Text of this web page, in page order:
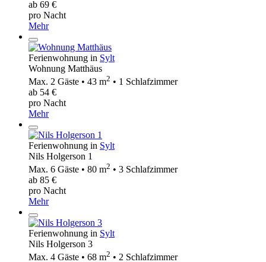
ab 69 €
pro Nacht
Mehr
Ferienwohnung in Sylt
Wohnung Matthäus
Max. 2 Gäste • 43 m2 • 1 Schlafzimmer
ab 54 €
pro Nacht
Mehr
Ferienwohnung in Sylt
Nils Holgerson 1
Max. 6 Gäste • 80 m2 • 3 Schlafzimmer
ab 85 €
pro Nacht
Mehr
Ferienwohnung in Sylt
Nils Holgerson 3
Max. 4 Gäste • 68 m2 • 2 Schlafzimmer